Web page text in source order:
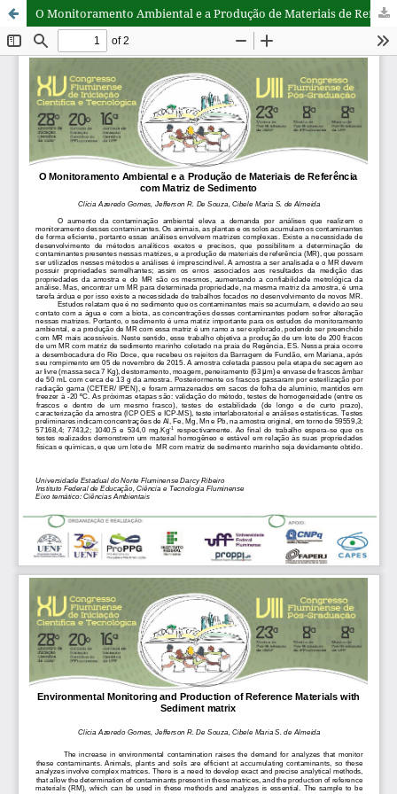
O Monitoramento Ambiental e a Produção de Materiais de Referência com Matriz de Sedimento